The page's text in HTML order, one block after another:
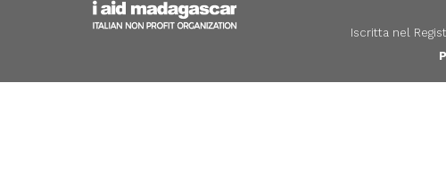
Iscritta nel